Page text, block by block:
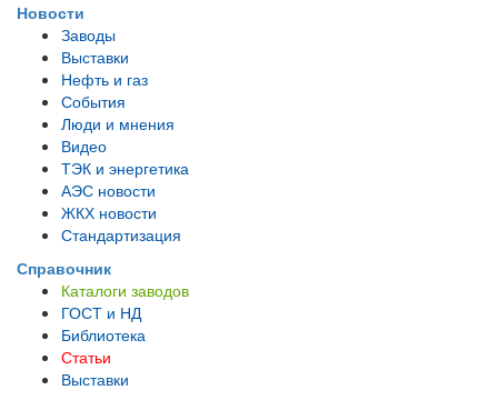
Новости
Заводы
Выставки
Нефть и газ
События
Люди и мнения
Видео
ТЭК и энергетика
АЭС новости
ЖКХ новости
Стандартизация
Справочник
Каталоги заводов
ГОСТ и НД
Библиотека
Статьи
Выставки